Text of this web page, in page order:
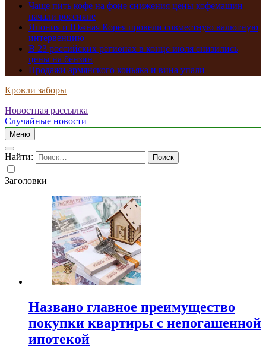
Чаще пить кофе на фоне снижения цены кофемашин
начали россияне
Япония и Южная Корея провели совместную валютную
интервенцию
В 23 российских регионах в конце июля снизились
цены на бензин
Продажи армянского коньяка и вина упали
Кровли заборы
Новостная рассылка
Случайные новости
Меню
Найти:
Заголовки
Названо главное преимущество
покупки квартиры с непогашенной
ипотекой